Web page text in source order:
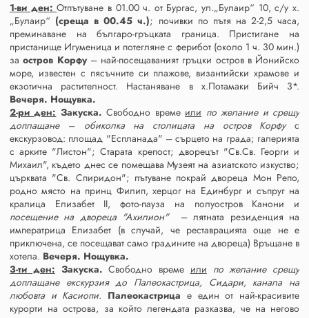
1-ви ден:Отпътуване в 01.00 ч. от Бургас, ул.„Булаир“ 10, с/у х.
„Булаир“ (среща в 00.45 ч.); почивки по пътя на 2-2,5 часа,
преминаване на българо-гръцката граница. Пристигане на
пристанище Игуменица и потегляне с ферибот (около 1 ч. 30 мин.)
заостров Корфу– най-посещаваният гръцки остров в Йонийско
море, известен с пясъчните си плажове, византийски храмове и
екзотична растителност. Настаняване в х.Потамаки Бийч 3*.
Вечеря. Нощувка.
2-ри ден: Закуска. Свободно време или по желание и срещу
доплащане– обиколка на столицата на остров Корфус
екскурзовод: площад "Еспланада" – сърцето на града; галерията
с арките "Листон"; Старата крепост; дворецът "Св.Св. Георги и
Михаил", където днес се помещава Музеят на азиатското изкуство;
църквата "Св. Спиридон"; пътуване покрай двореца Мон Репо,
родно място на принц Филип, херцог на Единбург и съпруг на
кралица Елизабет II, фото-пауза на полуостров Канони и
посещение на двореца "Ахилион"– лятната резиденция на
императрица Елизабет (в случай, че реставрацията още не е
приключена, се посещават само градините на двореца) Връщане в
хотела. Вечеря. Нощувка.
3-ти ден: Закуска. Свободно време или по желание срещу
доплащане екскурзия до Палеокастрица, Сидари, канала на
любовта и Касиопи. Палеокастрица е един от най-красивите
курорти на острова, за който легендата разказва, че на негово